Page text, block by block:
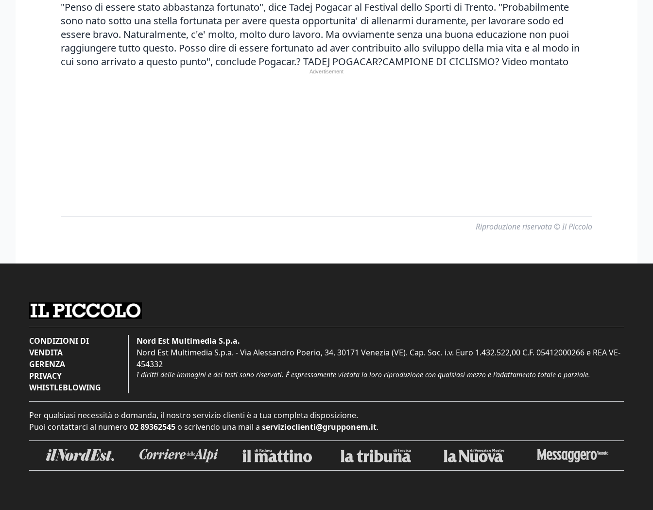
"Penso di essere stato abbastanza fortunato", dice Tadej Pogacar al Festival dello Sporti di Trento. "Probabilmente
sono nato sotto una stella fortunata per avere questa opportunita' di allenarmi duramente, per lavorare sodo ed
essere bravo. Naturalmente, c'e' molto, molto duro lavoro. Ma ovviamente senza una buona educazione non puoi
raggiungere tutto questo. Posso dire di essere fortunato ad aver contribuito allo sviluppo della mia vita e al modo in
cui sono arrivato a questo punto", conclude Pogacar.? TADEJ POGACAR?CAMPIONE DI CICLISMO? Video montato
Riproduzione riservata © Il Piccolo
CONDIZIONI DI
VENDITA
GERENZA
PRIVACY
WHISTLEBLOWING
Nord Est Multimedia S.p.a.
Nord Est Multimedia S.p.a. - Via Alessandro Poerio, 34, 30171 Venezia (VE). Cap. Soc. i.v. Euro 1.432.522,00 C.F. 05412000266 e REA VE-
454332
I diritti delle immagini e dei testi sono riservati. È espressamente vietata la loro riproduzione con qualsiasi mezzo e l'adattamento totale o parziale.
Per qualsiasi necessità o domanda, il nostro servizio clienti è a tua completa disposizione.
Puoi contattarci al numero 02 89362545 o scrivendo una mail a servizioclienti@grupponem.it.